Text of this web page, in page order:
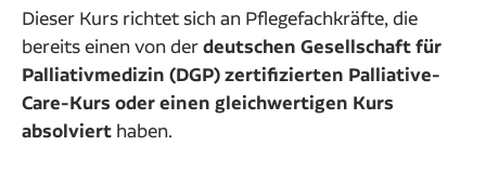
Dieser Kurs richtet sich an Pflegefachkräfte, die
bereits einen von derdeutschen Gesellschaft für
Palliativmedizin (DGP) zertifizierten Palliative-
Care-Kurs oder einen gleichwertigen Kurs
absolviert haben.